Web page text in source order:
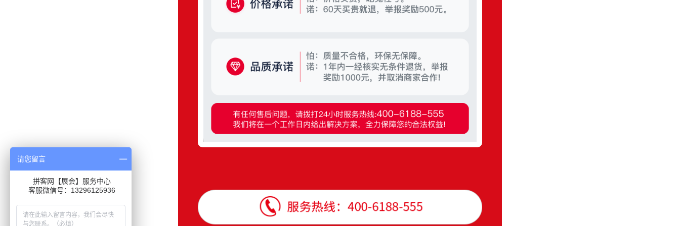
请您留言
拼客网【展会】服务中心
客服微信号：13296125936